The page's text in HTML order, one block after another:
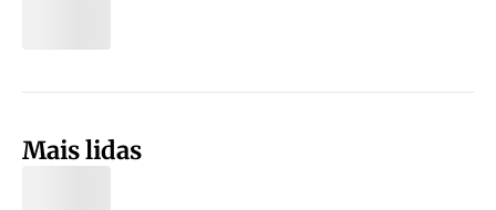
Mais lidas